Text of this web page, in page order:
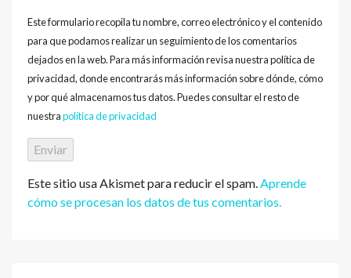
Este formulario recopila tu nombre, correo electrónico y el contenido
para que podamos realizar un seguimiento de los comentarios
dejados en la web. Para más información revisa nuestra política de
privacidad, donde encontrarás más información sobre dónde, cómo
y por qué almacenamos tus datos. Puedes consultar el resto de
nuestrapolítica de privacidad
Este sitio usa Akismet para reducir el spam. Aprende
cómo se procesan los datos de tus comentarios.